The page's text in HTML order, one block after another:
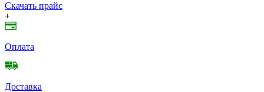
Скачать прайс
+
Оплата
Доставка